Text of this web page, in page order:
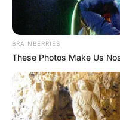
ACTIVAR AHORA
TEMAS
BRAINBERRIES
These Photos Make Us